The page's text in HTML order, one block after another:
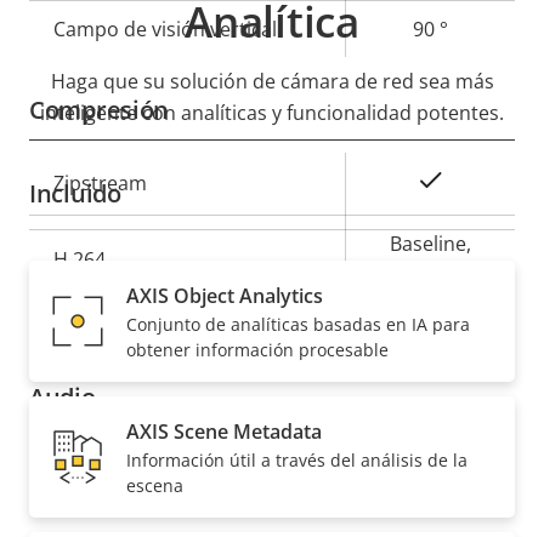
Campo de visión vertical 90 °
Compresión
Descripción
de
la
Zipstream
H.264
Baseline,
H.265 Sí
Audio
Descripción
Valor de
Compatibilidad de audio Sí
Analítica
Haga que su solución de cámara de red sea más
inteligente con analíticas y funcionalidad potentes.
Incluido
AXIS Object Analytics
Conjunto de analíticas basadas en IA para
obtener información procesable
AXIS Scene Metadata
Información útil a través del análisis de la
escena